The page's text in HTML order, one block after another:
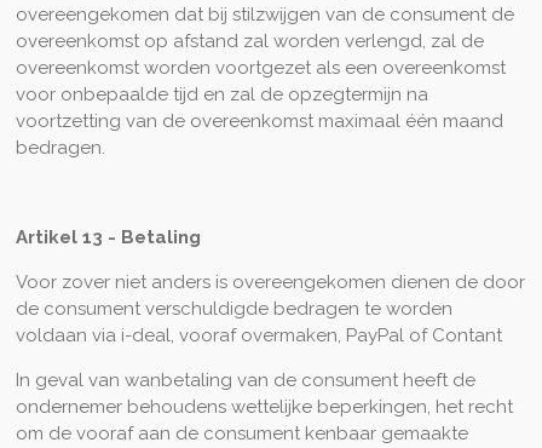
overeengekomen dat bij stilzwijgen van de consument de
overeenkomst op afstand zal worden verlengd, zal de
overeenkomst worden voortgezet als een overeenkomst
voor onbepaalde tijd en zal de opzegtermijn na
voortzetting van de overeenkomst maximaal één maand
bedragen.
Artikel 13 - Betaling
Voor zover niet anders is overeengekomen dienen de door
de consument verschuldigde bedragen te worden
voldaan via i-deal, vooraf overmaken, PayPal of Contant
In geval van wanbetaling van de consument heeft de
ondernemer behoudens wettelijke beperkingen, het recht
om de vooraf aan de consument kenbaar gemaakte